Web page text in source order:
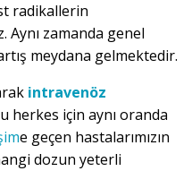
radikallerin
Aynı zamanda genel
meydana gelmektedir.
intravenöz
herkes için aynı oranda
e geçen hastalarımızın
dozun yeterli